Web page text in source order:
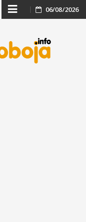
Skip
content
06/08/2026